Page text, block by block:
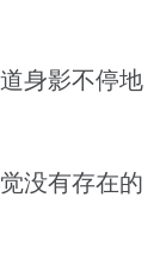
身影不停地
没有存在的